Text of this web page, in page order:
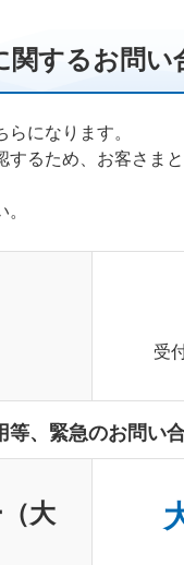
関するお問い
になります。
るため、お客さま
受
等、緊急のお問い
大